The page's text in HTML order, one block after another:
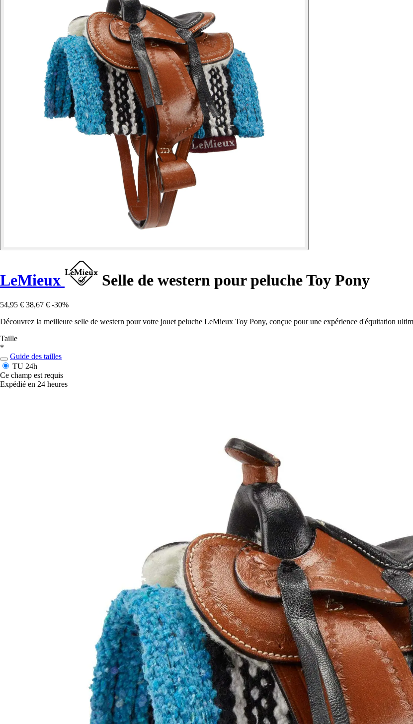
LeMieux Selle de western pour peluche Toy Pony
54,95 € 38,67 € -30%
Découvrez la meilleure selle de western pour votre jouet peluche LeMieux Toy Pony, conçue pour une expérience d'équitation
Taille
*
Guide des tailles
TU 24h
Ce champ est requis
Expédié en 24 heures